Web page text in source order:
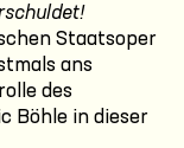
Staatsoper
ans
des
Böhle in dieser